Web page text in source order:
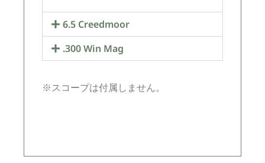
6.5 Creedmoor
.300 Win Mag
※スコープは付属しません。